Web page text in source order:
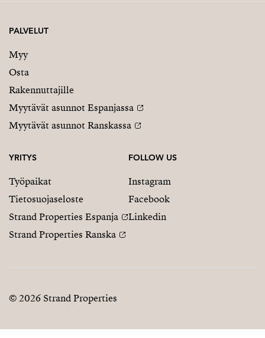
PALVELUT
Myy
Osta
Rakennuttajille
Myytävät asunnot Espanjassa
Myytävät asunnot Ranskassa
YRITYS
Työpaikat
Tietosuojaseloste
Strand Properties Espanja
Strand Properties Ranska
FOLLOW US
Instagram
Facebook
Linkedin
© 2026 Strand Properties